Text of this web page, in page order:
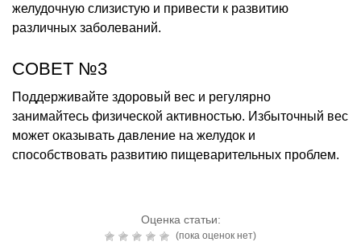
желудочную слизистую и привести к развитию
различных заболеваний.
СОВЕТ №3
Поддерживайте здоровый вес и регулярно
занимайтесь физической активностью. Избыточный вес
может оказывать давление на желудок и
способствовать развитию пищеварительных проблем.
Оценка статьи:
(пока оценок нет)